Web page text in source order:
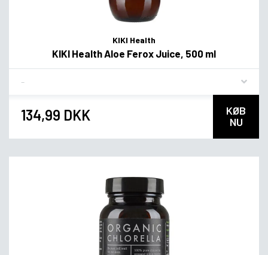
KIKI Health
KIKI Health Aloe Ferox Juice, 500 ml
134,99 DKK
KØB
NU